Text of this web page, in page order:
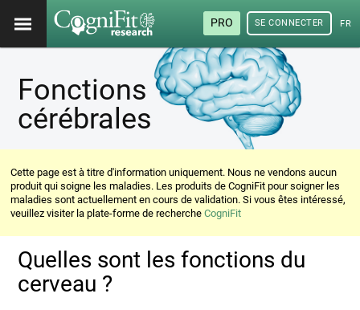
PRO SE CONNECTER
Fonctions
cérébrales
Cette page est à titre d'information uniquement. Nous ne vendons aucun
produit qui soigne les maladies. Les produits de CogniFit pour soigner les
maladies sont actuellement en cours de validation. Si vous êtes intéressé,
veuillez visiter la plate-forme de rechercheCogniFit
Quelles sont les fonctions du
cerveau ?